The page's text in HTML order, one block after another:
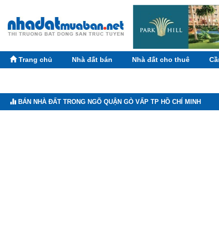
Trang chủ Nhà đất bán Nhà đất cho thuê
BÁN NHÀ ĐẤT TRONG NGÕ QUẬN GÒ VẤP TP HỒ CHÍ MINH